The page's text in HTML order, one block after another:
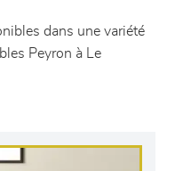
dans une variété
Peyron à Le